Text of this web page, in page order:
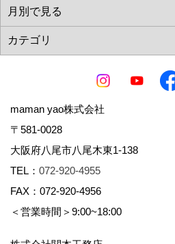
maman yao株式会社
〒581-0028
大阪府八尾市八尾木東1-138
TEL： 072-920-4955
FAX：072-920-4956
＜営業時間＞9:00~18:00